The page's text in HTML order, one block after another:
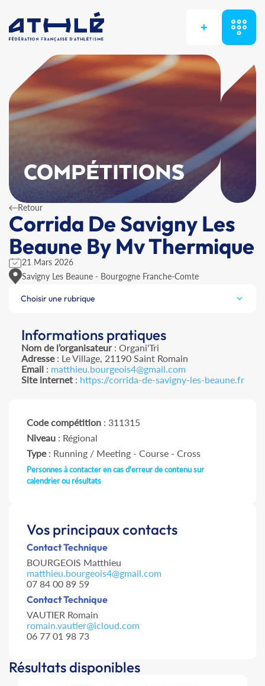
+
COMPÉTITIONS
Retour
Corrida De Savigny Les
Beaune By Mv Thermique
21 Mars 2026
Savigny Les Beaune - Bourgogne Franche-Comte
Choisir une rubrique
Informations pratiques
Nom de l’organisateur: Organi'Tri
Adresse: Le Village, 21190 Saint Romain
Email: matthieu.bourgeois4@gmail.com
Site internet: https://corrida-de-savigny-les-beaune.fr
Code compétition : 311315
Niveau : Régional
Type: Running / Meeting - Course - Cross
Personnes à contacter en cas d'erreur de contenu sur
calendrier ou résultats
Vos principaux contacts
Contact Technique
BOURGEOIS Matthieu
matthieu.bourgeois4@gmail.com
07 84 00 89 59
Contact Technique
VAUTIER Romain
romain.vautier@icloud.com
06 77 01 98 73
Résultats disponibles